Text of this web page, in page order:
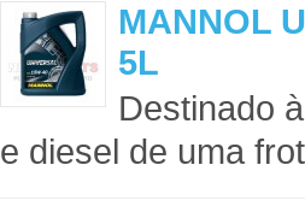
MANNOL
5L
Destinado
e diesel de uma